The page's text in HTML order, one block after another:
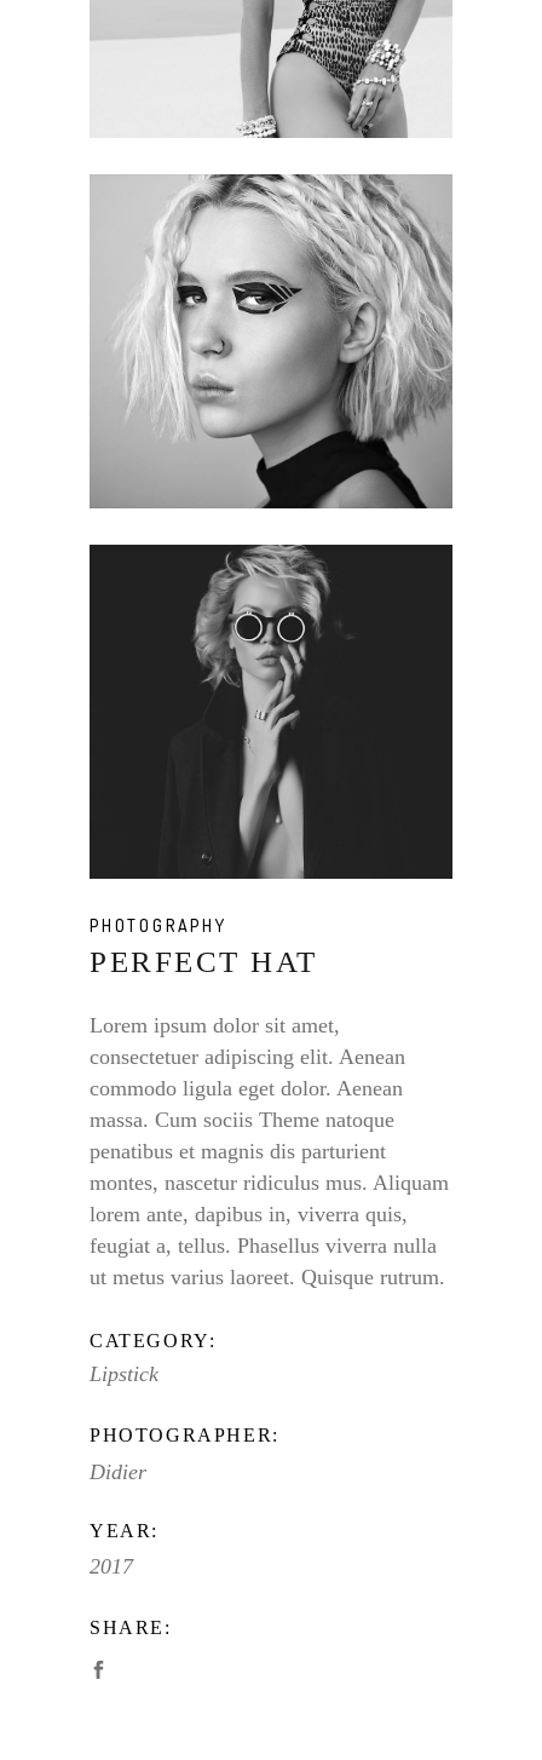
PHOTOGRAPHY
PERFECT HAT
Lorem ipsum dolor sit amet,
consectetuer adipiscing elit. Aenean
commodo ligula eget dolor. Aenean
massa. Cum sociis Theme natoque
penatibus et magnis dis parturient
montes, nascetur ridiculus mus. Aliquam
lorem ante, dapibus in, viverra quis,
feugiat a, tellus. Phasellus viverra nulla
ut metus varius laoreet. Quisque rutrum.
CATEGORY:
Lipstick
PHOTOGRAPHER:
Didier
YEAR:
2017
SHARE: